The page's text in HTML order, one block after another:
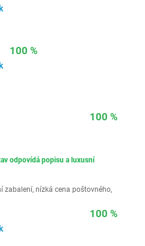
100 %
100 %
odpovídá popisu a luxusní
zabalení, nízká cena poštovného,
100 %